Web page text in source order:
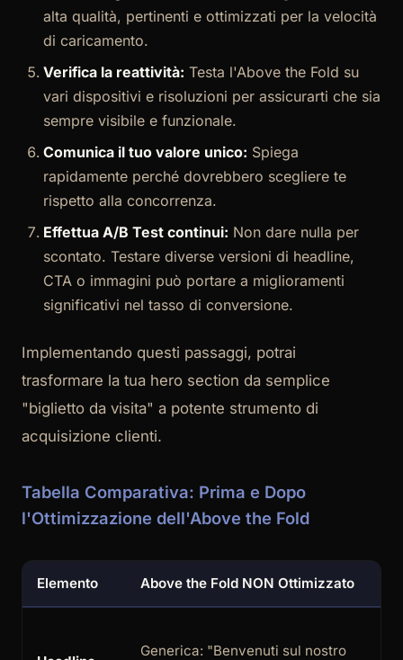
alta qualità, pertinenti e ottimizzati per la velocità
di caricamento.
Verifica la reattività: Testa l'Above the Fold su
vari dispositivi e risoluzioni per assicurarti che sia
sempre visibile e funzionale.
Comunica il tuo valore unico: Spiega
rapidamente perché dovrebbero scegliere te
rispetto alla concorrenza.
Effettua A/B Test continui: Non dare nulla per
scontato. Testare diverse versioni di headline,
CTA o immagini può portare a miglioramenti
significativi nel tasso di conversione.
Implementando questi passaggi, potrai
trasformare la tua hero section da semplice
"biglietto da visita" a potente strumento di
acquisizione clienti.
Tabella Comparativa: Prima e Dopo
l'Ottimizzazione dell'Above the Fold
Elemento Above the Fold NON Ottimizzato
Generica: "Benvenuti sul nostro